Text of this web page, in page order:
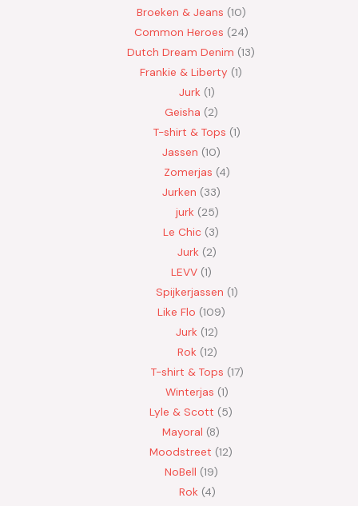
Broeken & Jeans 10
Common Heroes 24
Dutch Dream Denim 13
Frankie & Liberty 1
Jurk 1
Geisha 2
T-shirt & Tops 1
Jassen 10
Zomerjas 4
Jurken 33
jurk 25
Le Chic 3
Jurk 2
LEVV 1
Spijkerjassen 1
Like Flo 109
Jurk 12
Rok 12
T-shirt & Tops 17
Winterjas 1
Lyle & Scott 5
Mayoral 8
Moodstreet 12
NoBell 19
Rok 4